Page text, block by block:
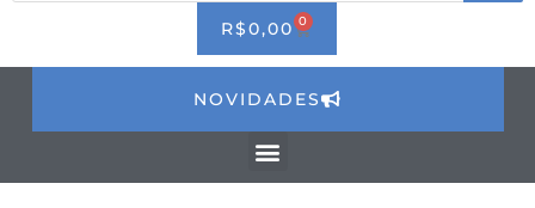
R$0,00 0 CART
NOVIDADES